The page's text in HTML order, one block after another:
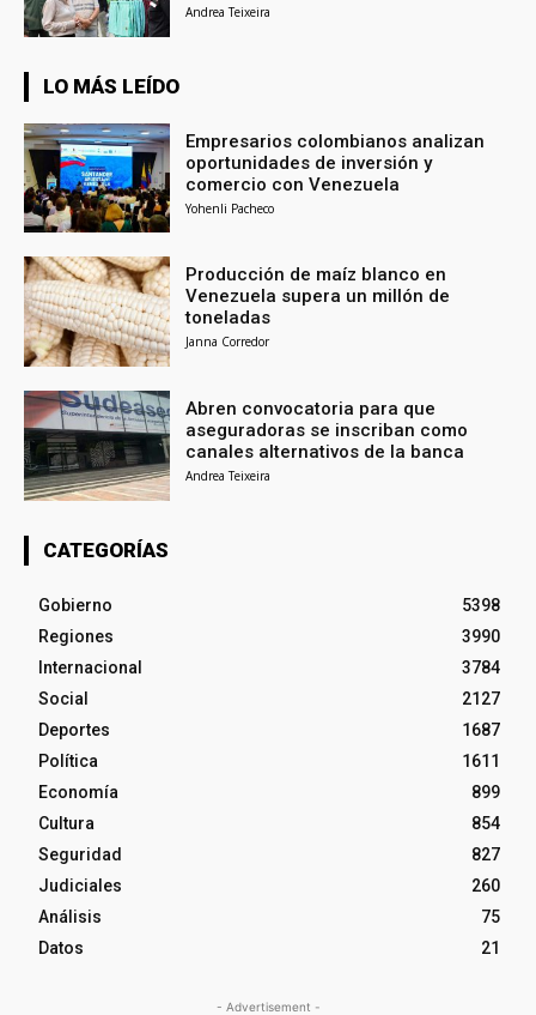
Andrea Teixeira
LO MÁS LEÍDO
Empresarios colombianos analizan
oportunidades de inversión y
comercio con Venezuela
Yohenli Pacheco
Producción de maíz blanco en
Venezuela supera un millón de
toneladas
Janna Corredor
Abren convocatoria para que
aseguradoras se inscriban como
canales alternativos de la banca
Andrea Teixeira
CATEGORÍAS
Gobierno
5398
Regiones
3990
Internacional
3784
Social
2127
Deportes
1687
Política
1611
Economía
899
Cultura
854
Seguridad
827
Judiciales
260
Análisis
75
Datos
21
- Advertisement -